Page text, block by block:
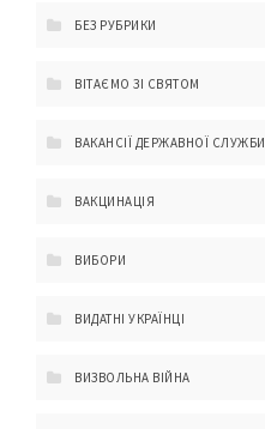
БЕЗ РУБРИКИ
ВІТАЄМО ЗІ СВЯТОМ
ВАКАНСІЇ ДЕРЖАВНОЇ СЛУЖБИ
ВАКЦИНАЦІЯ
ВИБОРИ
ВИДАТНІ УКРАЇНЦІ
ВИЗВОЛЬНА ВІЙНА